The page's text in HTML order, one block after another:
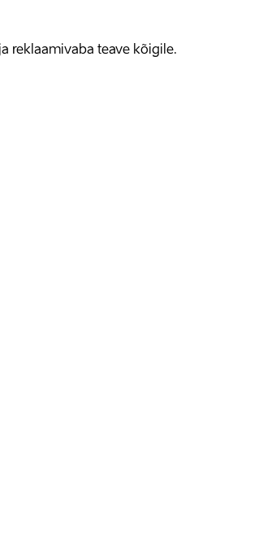
reklaamivaba teave kõigile.